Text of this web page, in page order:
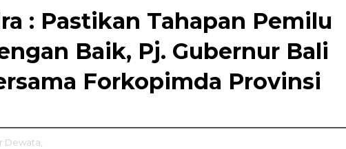
: Pastikan Tahapan Pemilu
Baik, Pj. Gubernur Bali
Forkopimda Provinsi
Dewata,